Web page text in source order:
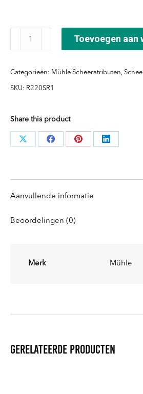
Schroefsluiting
-
aantal
Toevoegen aan
Categorieën: Mühle Scheeratributen
SKU: R220SR1
Share this product
Deel
Deel
Deel
Deel
Aanvullende informatie
Beoordelingen (0)
Merk Mühle
Gerelateerde producten
Scheerkwast